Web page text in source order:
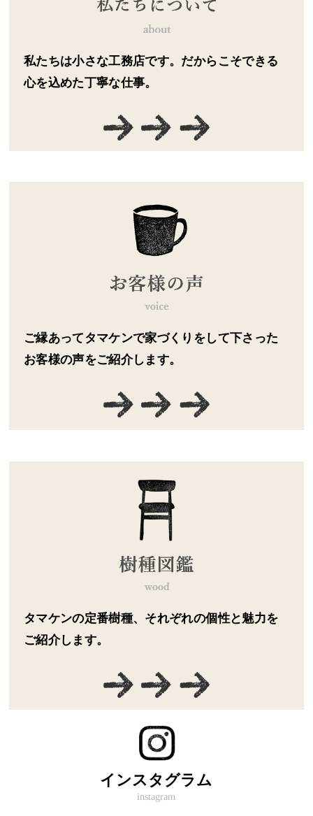
私たちは小さな工務店です。だからこそできる
心を込めた丁寧な仕事。
ご縁あってタマケンで家づくりをして下さった
お客様の声をご紹介します。
タマケンの定番樹種、それぞれの個性と魅力を
ご紹介します。
インスタグラム
instagram